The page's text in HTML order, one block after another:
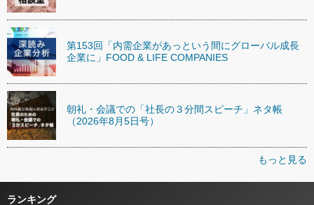
第153回「内需企業があっという間にグローバル成長
企業に」FOOD & LIFE COMPANIES
朝礼・会議での「社長の３分間スピーチ」ネタ帳
（2026年8月5日号）
もっと見る
ランキング